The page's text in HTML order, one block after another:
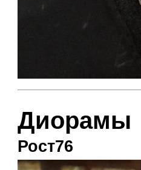
Диорамы
Рост76